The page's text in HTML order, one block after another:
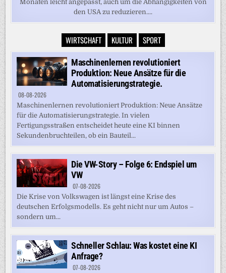
Monaten leicht angepasst, auch um die Abhängigkeiten von
den USA zu reduzieren....
WIRTSCHAFT KULTUR SPORT
Maschinenlernen revolutioniert
Produktion: Neue Ansätze für die
Automatisierungstrategie.
08-08-2026
Maschinenlernen revolutioniert Produktion: Neue Ansätze
für die Automatisierungstrategie. In vielen
Fertigungsstraßen entscheidet heute eine KI binnen
Sekundenbruchteilen, ob ein Bauteil...
Die VW-Story – Folge 6: Endspiel um
VW
07-08-2026
Die Krise von Volkswagen ist längst eine Krise des
deutschen Erfolgsmodells. Es geht nicht nur um Autos –
sondern um...
Schneller Schlau: Was kostet eine KI
Anfrage?
07-08-2026